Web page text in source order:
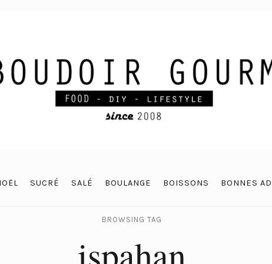
SUCRÉ SALÉ BOULANGE BOISSONS BONNES
BROWSING TAG
ispahan